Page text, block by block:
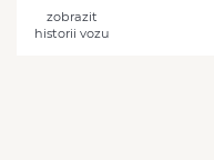
zobrazit
historii vozu